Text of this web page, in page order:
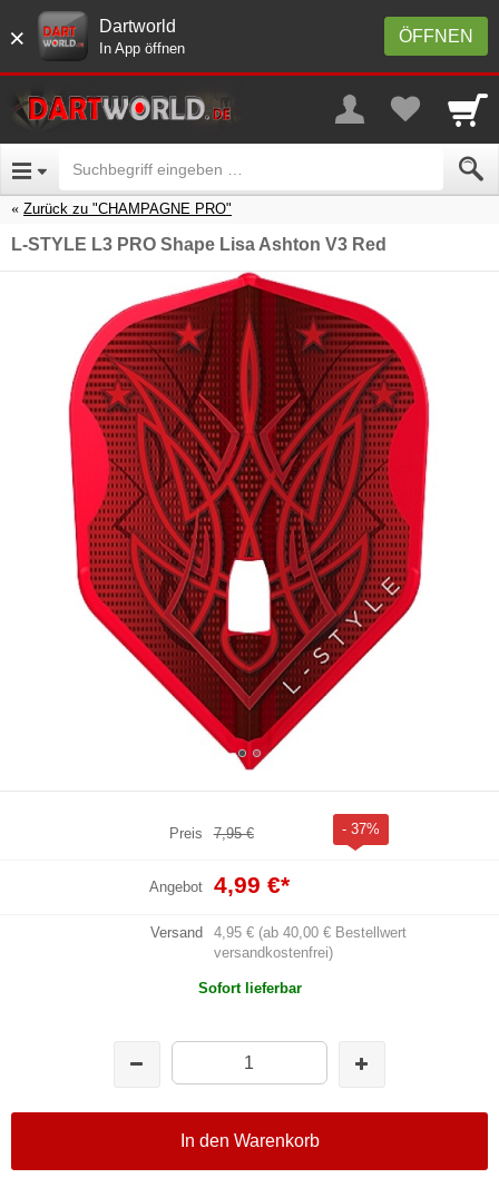
× ÖFFNEN
Dartworld
In App öffnen
Zurück zu "CHAMPAGNE PRO"
L-STYLE L3 PRO Shape Lisa Ashton V3 Red
Preis 7,95 € - 37%
Angebot 4,99 €*
Versand
4,95 € (ab 40,00 € Bestellwert
versandkostenfrei)
Sofort lieferbar
In den Warenkorb